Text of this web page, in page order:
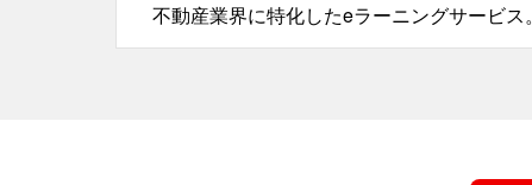
不動産業界に特化したeラーニングサービス。